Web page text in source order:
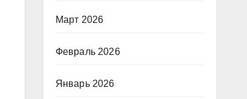
Март 2026
Февраль 2026
Январь 2026